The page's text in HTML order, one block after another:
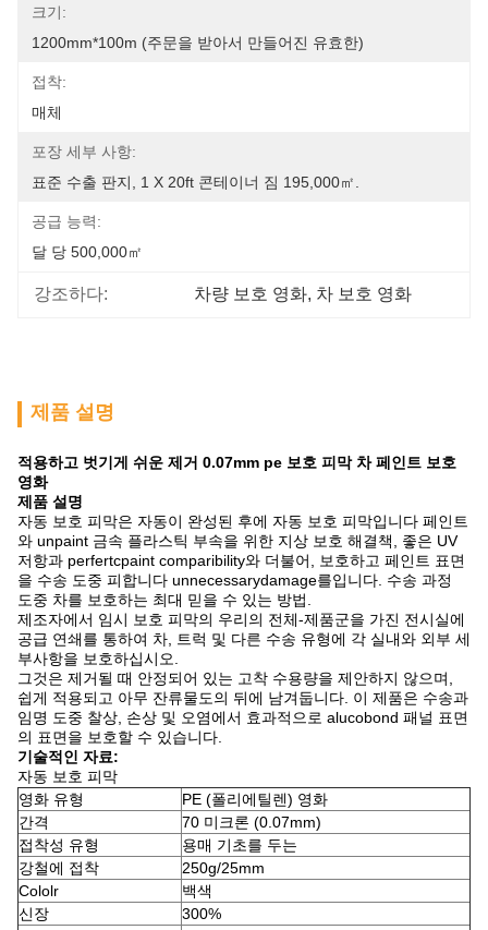
크기:
1200mm*100m (주문을 받아서 만들어진 유효한)
접착:
매체
포장 세부 사항:
표준 수출 판지, 1 X 20ft 콘테이너 짐 195,000㎡.
공급 능력:
달 당 500,000㎡
강조하다: 차량 보호 영화, 차 보호 영화
제품 설명
적용하고 벗기게 쉬운 제거 0.07mm pe 보호 피막 차 페인트 보호
영화
제품 설명
자동 보호 피막은 자동이 완성된 후에 자동 보호 피막입니다 페인트
와 unpaint 금속 플라스틱 부속을 위한 지상 보호 해결책, 좋은 UV
저항과 perfertcpaint comparibility와 더불어, 보호하고 페인트 표면
을 수송 도중 피합니다 unnecessarydamage를입니다. 수송 과정
도중 차를 보호하는 최대 믿을 수 있는 방법.
제조자에서 임시 보호 피막의 우리의 전체-제품군을 가진 전시실에
공급 연쇄를 통하여 차, 트럭 및 다른 수송 유형에 각 실내와 외부 세
부사항을 보호하십시오.
그것은 제거될 때 안정되어 있는 고착 수용량을 제안하지 않으며,
쉽게 적용되고 아무 잔류물도의 뒤에 남겨둡니다. 이 제품은 수송과
임명 도중 찰상, 손상 및 오염에서 효과적으로 alucobond 패널 표면
의 표면을 보호할 수 있습니다.
기술적인 자료:
자동 보호 피막
영화 유형
PE (폴리에틸렌) 영화
간격
70 미크론 (0.07mm)
접착성 유형
용매 기초를 두는
강철에 접착
250g/25mm
Cololr
백색
신장
300%